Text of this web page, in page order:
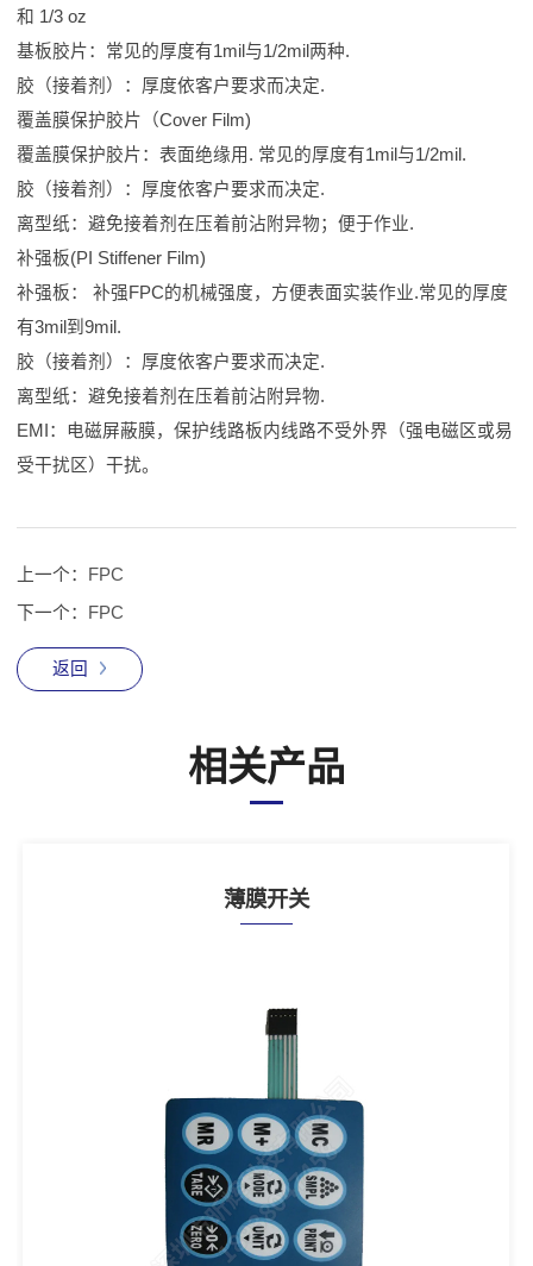
和 1/3 oz
基板胶片：常见的厚度有1mil与1/2mil两种.
胶（接着剂）：厚度依客户要求而决定.
覆盖膜保护胶片（Cover Film)
覆盖膜保护胶片：表面绝缘用. 常见的厚度有1mil与1/2mil.
胶（接着剂）：厚度依客户要求而决定.
离型纸：避免接着剂在压着前沾附异物；便于作业.
补强板(PI Stiffener Film)
补强板： 补强FPC的机械强度，方便表面实装作业.常见的厚度
有3mil到9mil.
胶（接着剂）：厚度依客户要求而决定.
离型纸：避免接着剂在压着前沾附异物.
EMI：电磁屏蔽膜，保护线路板内线路不受外界（强电磁区或易
受干扰区）干扰。
上一个：
FPC
下一个：
FPC
返回
相关产品
薄膜开关